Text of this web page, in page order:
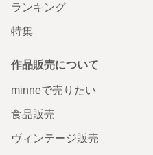
ランキング
特集
作品販売について
minneで売りたい
食品販売
ヴィンテージ販売